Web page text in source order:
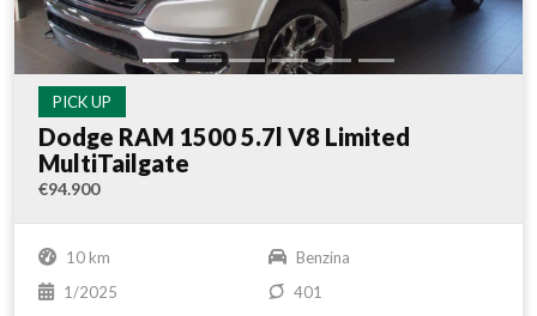
PICK UP
Dodge RAM 1500 5.7l V8 Limited
MultiTailgate
€94.900
10 km
Benzina
1/2025
401